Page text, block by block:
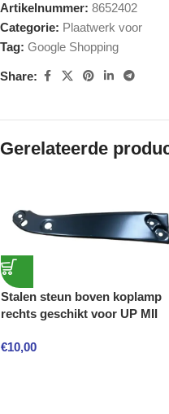
Artikelnummer: 8652402
Categorie: Plaatwerk voor
Tag: Google Shopping
Share:
Gerelateerde
Stalen steun boven koplamp
rechts geschikt voor UP MII
€10,00